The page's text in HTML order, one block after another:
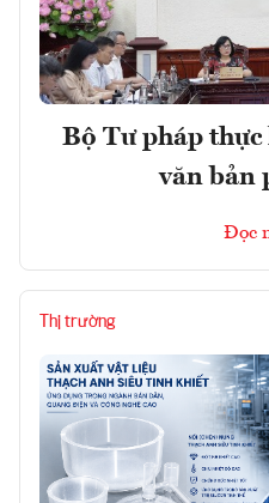
Bộ Tư pháp
văn bản
Đọc
Thị trường